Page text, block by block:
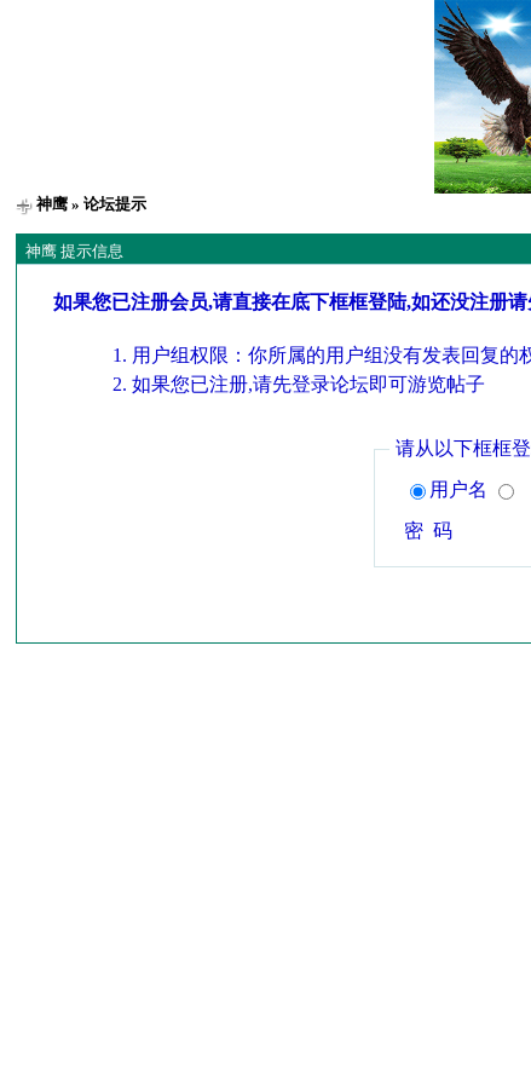
神鹰 » 论坛提示
神鹰 提示信息
如果您已注册会员,请直接在底下框框登陆,如还没注册
用户组权限：你所属的用户组没有发表回复的
如果您已注册,请先登录论坛即可游览帖子
请从以下框框
用户名
密 码